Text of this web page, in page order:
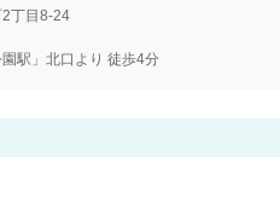
丁目8-24
駅」北口より 徒歩4分